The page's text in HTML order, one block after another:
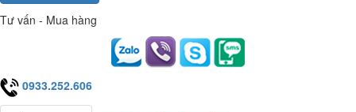
Tư vấn - Mua hàng
0933.252.606